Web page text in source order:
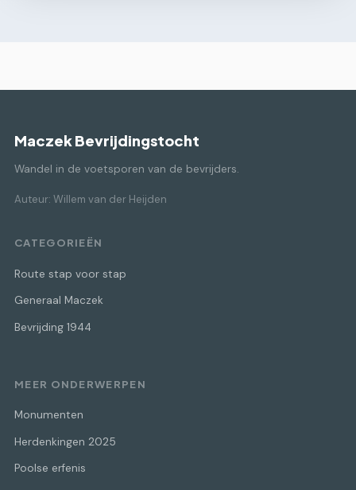
Maczek Bevrijdingstocht
Wandel in de voetsporen van de bevrijders.
Auteur: Willem van der Heijden
CATEGORIEËN
Route stap voor stap
Generaal Maczek
Bevrijding 1944
MEER ONDERWERPEN
Monumenten
Herdenkingen 2025
Poolse erfenis